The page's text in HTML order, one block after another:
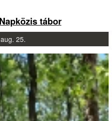
tábor
aug. 25.